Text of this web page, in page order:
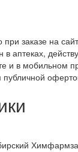
заказе на
аптеках,
и в мобильном